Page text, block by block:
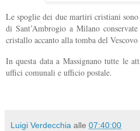
Le spoglie dei due martiri cristiani
di Sant’Ambrogio a Milano
cristallo accanto alla tomba del
In questa data a Massignano tutte le
uffici comunali e ufficio postale.
Luigi Verdecchia alle 07:40:00